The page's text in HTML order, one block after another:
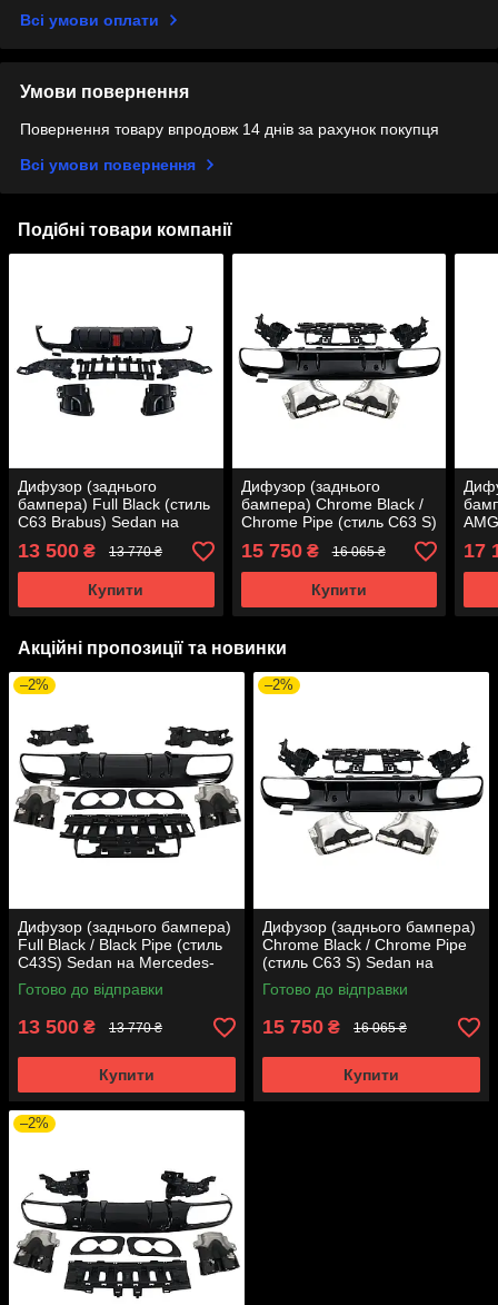
Всі умови оплати
Умови повернення
Повернення товару впродовж 14 днів за рахунок покупця
Всі умови повернення
Подібні товари компанії
Дифузор (заднього
бампера) Full Black (стиль
C63 Brabus) Sedan на
Mercedes-Benz C-Class
W205 2014-2018 року
13 500 ₴ 13 770 ₴
Купити
Дифузор (заднього
бампера) Chrome Black /
Chrome Pipe (стиль C63 S)
Sedan на Mercedes-Benz
C-Class W205 2018-2021
року
15 750₴ 16 065 ₴
Купити
на
17
Акційні пропозиції та новинки
–2%
Дифузор (заднього бампера)
Full Black / Black Pipe (стиль
C43S) Sedan на Mercedes-
Benz C-Class W205 2018-
2021 року
Готово до відправки
13 500 ₴ 13 770 ₴
Купити
–2%
Дифузор (заднього бампера)
Chrome Black / Chrome Pipe
(стиль C63 S) Sedan на
Mercedes-Benz C-Class W205
2018-2021 року
Готово до відправки
15 750 ₴ 16 065 ₴
Купити
–2%